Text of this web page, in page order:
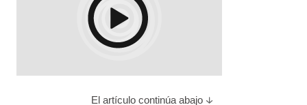
El artículo continúa abajo